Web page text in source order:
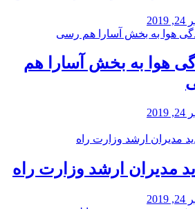
هوا به بخش آسارا هم
مدیران ارشد وزارت راه